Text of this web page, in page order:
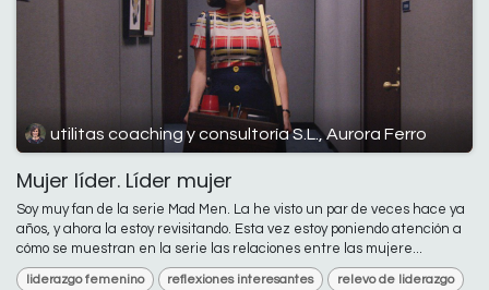
utilitas coaching y consultoría S.L., Aurora Ferro
Mujer líder. Líder mujer
Soy muy fan de la serie Mad Men. La he visto un par de veces hace ya
años, y ahora la estoy revisitando. Esta vez estoy poniendo atención a
cómo se muestran en la serie las relaciones entre las mujere...
liderazgo femenino reflexiones interesantes relevo de liderazgo